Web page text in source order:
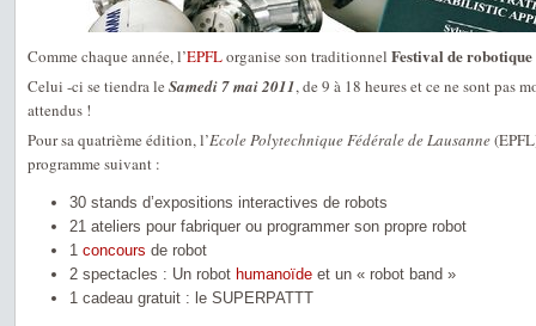
Comme chaque année, l’EPFLorganise son traditionnel Festival de robotique
Celui -ci se tiendra le Samedi 7 mai 2011, de 9 à 18 heures et ce ne sont pas
attendus !
Pour sa quatrième édition, l’Ecole Polytechnique Fédérale de Lausanne
programme suivant :
30 stands d’expositions interactives de robots
21 ateliers pour fabriquer ou programmer son propre robot
1 concours de robot
2 spectacles : Un robot humanoïde et un « robot band »
1 cadeau gratuit : le SUPERPATTT